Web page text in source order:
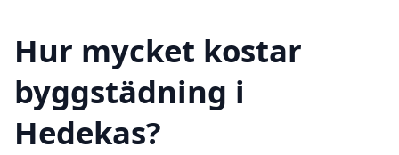
Hur mycket kostar
byggstädning i
Hedekas?